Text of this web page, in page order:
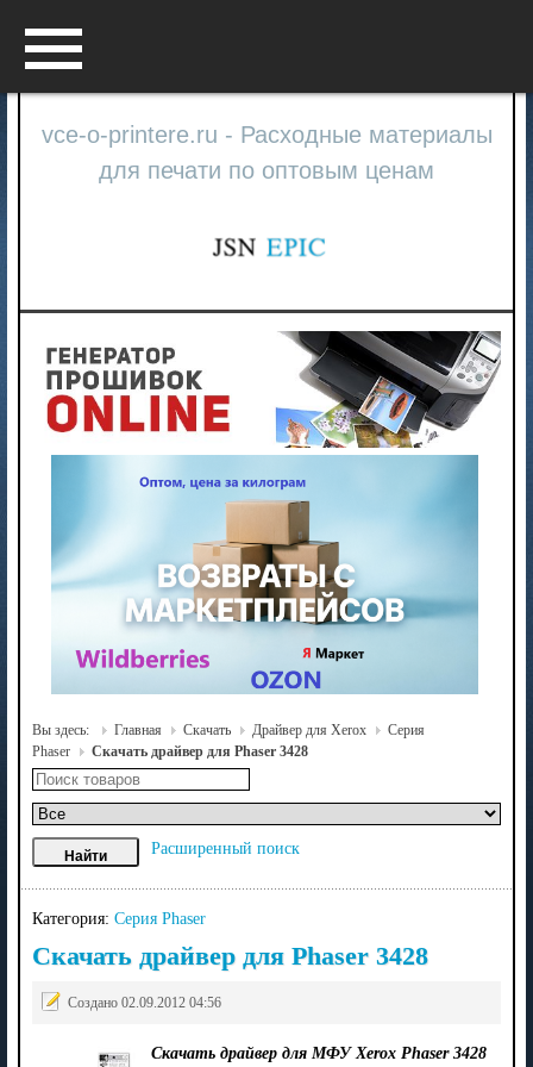
vce-o-printere.ru - Расходные материалы
для печати по оптовым ценам
Вы здесь: Главная Скачать Драйвер для Xerox
Серия
Phaser
Скачать драйвер для Phaser 3428
Расширенный поиск
Категория: Серия Phaser
Скачать драйвер для Phaser 3428
Создано 02.09.2012 04:56
Скачать драйвер для МФУ Xerox Phaser 3428